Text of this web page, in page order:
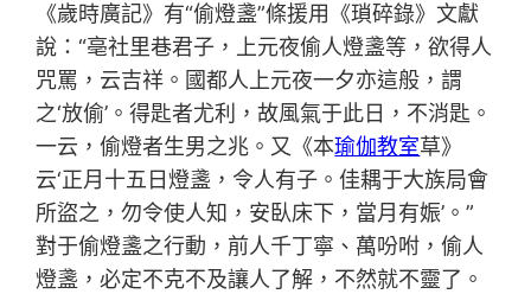
《歲時廣記》有“偷燈盞”條援用《瑣碎錄》文獻
說：“亳社里巷君子，上元夜偷人燈盞等，欲得人
咒罵，云吉祥。國都人上元夜一夕亦這般，謂
之‘放偷’。得匙者尤利，故風氣于此日，不消匙。
一云，偷燈者生男之兆。又《本瑜伽教室草》
云‘正月十五日燈盞，令人有子。佳耦于大族局會
所盜之，勿令使人知，安臥床下，當月有娠’。”
對于偷燈盞之行動，前人千丁寧、萬吩咐，偷人
燈盞，必定不克不及讓人了解，不然就不靈了。